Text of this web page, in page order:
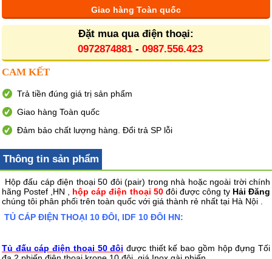
Giao hàng Toàn quốc
Đặt mua qua điện thoại:
0972874881- 0987.556.423
CAM KẾT
Trả tiền đúng giá trị sản phẩm
Giao hàng Toàn quốc
Đảm bảo chất lượng hàng. Đổi trả SP lỗi
Thông tin sản phẩm
Hộp đấu cáp điện thoại 50 đôi (pair) trong nhà hoặc ngoài trời chính
hãng Postef ,HN , hộp cáp điện thoại 50 đôi được công ty Hải Đăng
chúng tôi phân phối trên toàn quốc với giá thành rẻ nhất tại Hà Nội .
TỦ CÁP ĐIỆN THOẠI 10 ĐÔI, IDF 10 ĐÔI HN:
Tủ đấu cáp điện thoại 50 đôi được thiết kế bao gồm hộp đựng Tối